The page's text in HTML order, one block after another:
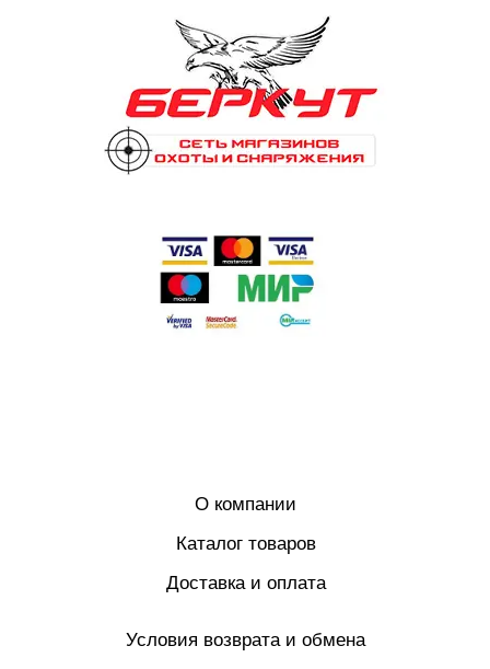
О компании
Каталог товаров
Доставка и оплата
Условия возврата и обмена